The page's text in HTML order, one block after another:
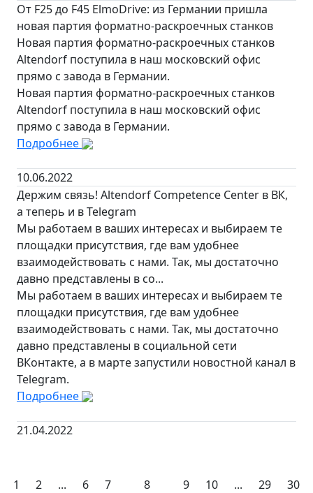
От F25 до F45 ElmoDrive: из Германии пришла
новая партия форматно-раскроечных станков
Новая партия форматно-раскроечных станков
Altendorf поступила в наш московский офис
прямо с завода в Германии.
Новая партия форматно-раскроечных станков
Altendorf поступила в наш московский офис
прямо с завода в Германии.
Подробнее
10.06.2022
Держим связь! Altendorf Competence Сenter в ВК,
а теперь и в Telegram
Мы работаем в ваших интересах и выбираем те
площадки присутствия, где вам удобнее
взаимодействовать с нами. Так, мы достаточно
давно представлены в со...
Мы работаем в ваших интересах и выбираем те
площадки присутствия, где вам удобнее
взаимодействовать с нами. Так, мы достаточно
давно представлены в социальной сети
ВКонтакте, а в марте запустили новостной канал в
Telegram.
Подробнее
21.04.2022
1 2 ... 6 7 8 9 10 ... 29 30